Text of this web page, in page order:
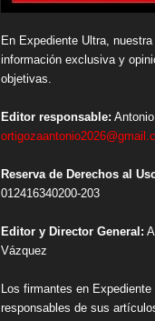
En Expediente Ultra,
información exclusiva y
objetivas.
Editor responsable:
Reserva de Derechos al
012416340200-203
Editor y Director General:
Vázquez
Los firmantes en Expediente
responsables de sus